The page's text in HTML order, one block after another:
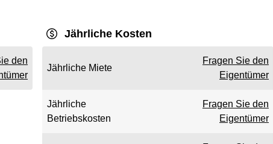
den
Jährliche Kosten
Jährliche Miete
Fragen Sie den
Eigentümer
Jährliche
Betriebskosten
Fragen Sie den
Eigentümer